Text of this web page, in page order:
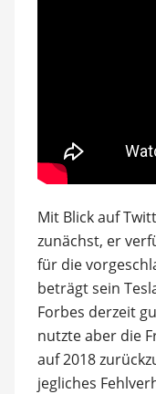
Mit Blick auf
zunächst, er
für die
beträgt sein
Forbes derzeit
nutzte aber die
auf 2018
jegliches